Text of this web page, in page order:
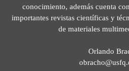
conocimiento, además cuenta
importantes revistas científicas y
de materiales
Orlando